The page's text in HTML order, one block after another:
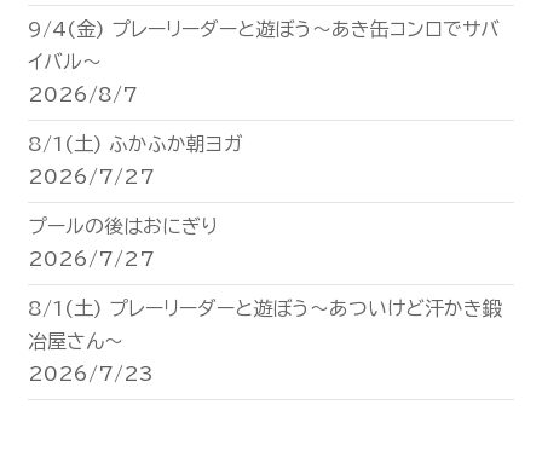
9/4(金) プレーリーダーと遊ぼう〜あき缶コンロでサバ
イバル〜
2026/8/7
8/1(土) ふかふか朝ヨガ
2026/7/27
プールの後はおにぎり
2026/7/27
8/1(土) プレーリーダーと遊ぼう〜あついけど汗かき鍛
冶屋さん〜
2026/7/23